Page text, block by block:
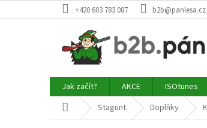
na
+420 603 783 087 b2b@panlesa.cz
Jak začít? AKCE ISOtunes
Domů Stagunt Doplňky